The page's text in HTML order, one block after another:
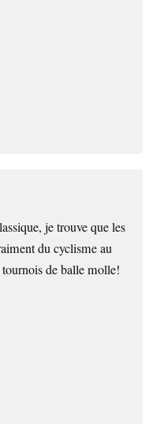
je trouve que les
du cyclisme au
de balle molle!